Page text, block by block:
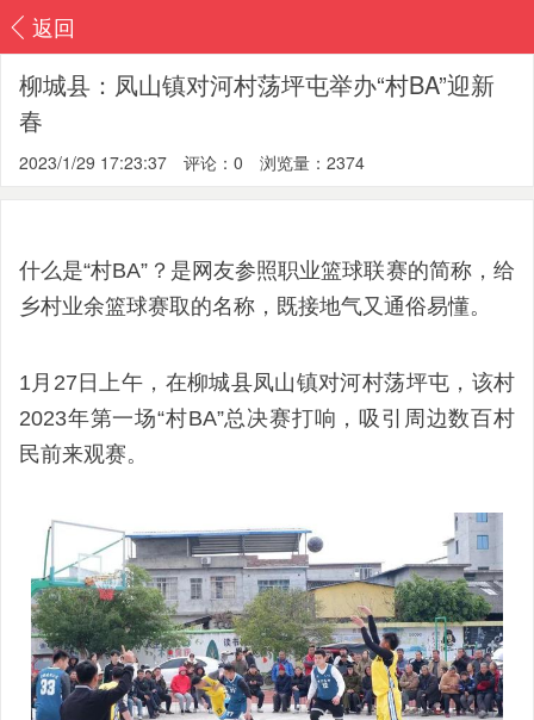
返回
柳城县：凤山镇对河村荡坪屯举办“村BA”迎新
春
2023/1/29 17:23:37 评论：0 浏览量：2374
什么是“村BA”？是网友参照职业篮球联赛的简称，给
乡村业余篮球赛取的名称，既接地气又通俗易懂。
1月27日上午，在柳城县凤山镇对河村荡坪屯，该村
2023年第一场“村BA”总决赛打响，吸引周边数百村
民前来观赛。